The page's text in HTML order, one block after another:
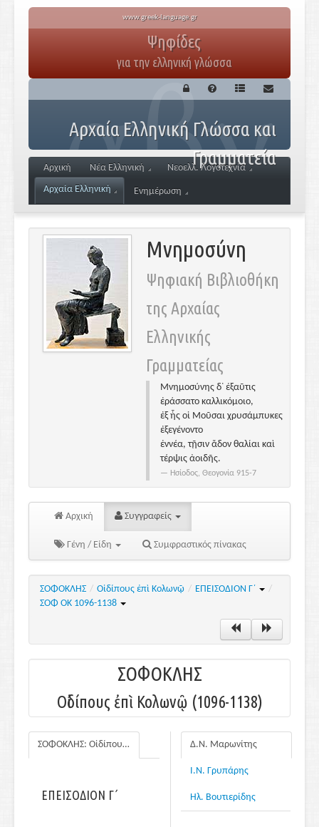
www.greek-language.gr
Ψηφίδες
για την ελληνική γλώσσα
Αρχαία Ελληνική Γλώσσα και
Γραμματεία
Αρχική Νέα Ελληνική
Νεοελλ. Λογοτεχνία
Αρχαία Ελληνική
Ενημέρωση
Μνημοσύνη
Ψηφιακή Βιβλιοθήκη
της Αρχαίας
Ελληνικής
Γραμματείας
Μνημοσύνης δ᾽ ἐξαῦτις
ἐράσσατο καλλικόμοιο,
ἐξ ἧς οἱ Μοῦσαι χρυσάμπυκες
ἐξεγένοντο
ἐννέα, τῇσιν ἅδον θαλίαι καὶ
τέρψις ἀοιδῆς.
Ησίοδος, Θεογονία 915-7
Αρχική Συγγραφείς
Γένη / Είδη Συμφραστικός πίνακας
ΣΟΦΟΚΛΗΣ / Οἰδίπους ἐπὶ Κολωνῷ / ΕΠΕΙΣΟΔΙΟΝ Γ΄
/
ΣΟΦ ΟΚ 1096-1138
ΣΟΦΟΚΛΗΣ
Οἰδίπους ἐπὶ Κολωνῷ (1096-1138)
ΣΟΦΟΚΛΗΣ: Οἰδίπους ἐπὶ Κολωνῷ
ΕΠΕΙΣΟΔΙΟΝ Γ΄
Δ.Ν. Μαρωνίτης
Ι.Ν. Γρυπάρης
Ηλ. Βουτιερίδης
ΕΠΕΙΣΟΔΙΟ
ΤΡΙΤΟ